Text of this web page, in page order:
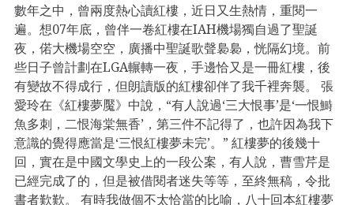
數年之中，曾兩度熱心讀紅樓，近日又生熱情，重閱一
遍。想07年底，曾伴一卷紅樓在IAH機場獨自過了聖誕
夜，偌大機場空空，廣播中聖誕歌聲裊裊，恍隔幻境。前
些日子曾計劃在LGA輾轉一夜，手邊恰又是一冊紅樓，後
有變故不得成行，但朗讀版的紅樓卻伴了我千裡奔襲。 張
愛玲在《紅樓夢魘》中說，“有人說過‘三大恨事’是‘一恨鰣
魚多刺，二恨海棠無香’，第三件不記得了，也許因為我下
意識的覺得應當是‘三恨紅樓夢未完’。” 紅樓夢的後幾十
回，實在是中國文學史上的一段公案，有人說，曹雪芹是
已經完成了的，但是被借閱者迷失等等，至終無稿，令批
書者歎歎。 有時我做個不太恰當的比喻，八十回本紅樓夢